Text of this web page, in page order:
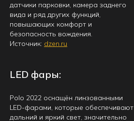
датчики парковки, камера заднего
вида и ряд других функций,
повышающих комфорт и
безопасность вождения.
Источник: dzen.ru
LED фары:
Polo 2022 оснащён линзованными
LED-фарами, которые обеспечивают
дальний и яркий свет, значительно